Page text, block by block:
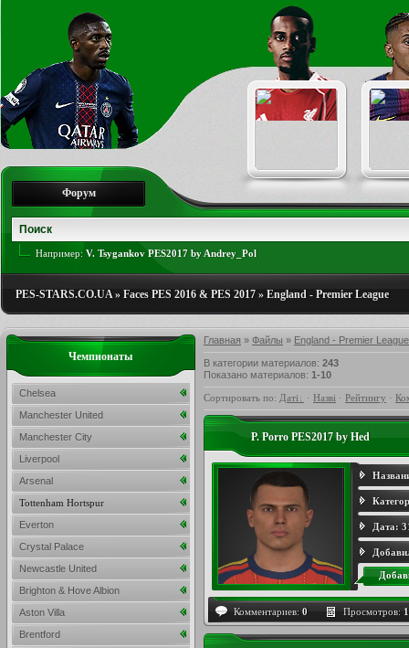
Форум
Например: V. Tsygankov PES2017 by Andrey_Pol
PES-STARS.CO.UA» Faces PES 2016 & PES 2017 » England - Premier League
Главная » Файлы » England - Premier League
В категории материалов: 243
Показано материалов: 1-10
Сортировать по: Даті · Назві · Рейтингу ·
P. Porro PES2017 by Hed
Дата:
Комментариев: 0 Просмотров:
Чемпионаты
Chelsea
Manchester United
Manchester City
Liverpool
Arsenal
Tottenham Hortspur
Everton
Crystal Palace
Newcastle United
Brighton & Hove Albion
Aston Villa
Brentford